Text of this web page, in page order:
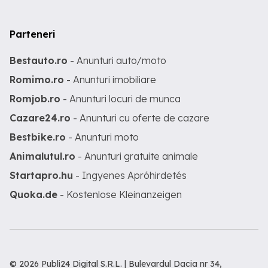
Parteneri
Bestauto.ro - Anunturi auto/moto
Romimo.ro - Anunturi imobiliare
Romjob.ro - Anunturi locuri de munca
Cazare24.ro - Anunturi cu oferte de cazare
Bestbike.ro - Anunturi moto
Animalutul.ro - Anunturi gratuite animale
Startapro.hu - Ingyenes Apróhirdetés
Quoka.de - Kostenlose Kleinanzeigen
© 2026 Publi24 Digital S.R.L. | Bulevardul Dacia nr 34,